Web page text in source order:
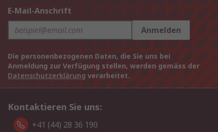
E-Mail-Anschrift
Anmelden
Die personenbezogenen Daten, die Sie uns bei
Anmeldung zur Verfügung stellen, werden gemäss der
Datenschutzerklärung verarbeitet.
Kontaktieren Sie uns:
+41 (44) 28 36 190